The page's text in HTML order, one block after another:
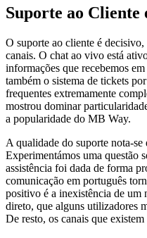
Suporte ao Cliente
O suporte ao cliente é
canais. O chat ao vivo está
informações que recebemos
também o sistema de tickets
frequentes extremamente
mostrou dominar
a popularidade do MB Way.
A qualidade do suporte nota-
Experimentámos uma questão
assistência foi dada de forma
comunicação em português
positivo é a inexistência de um
direto, que alguns utilizadores
De resto, os canais que